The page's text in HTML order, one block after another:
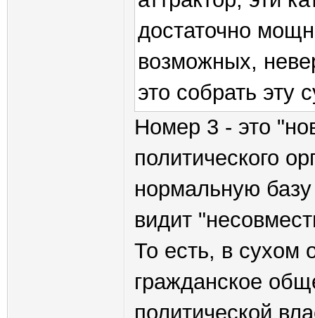
достаточно
возможных,
это собрать эту
Номер 3 - это
политического
нормальную
видит
То есть, в сухом
гражданское
политической